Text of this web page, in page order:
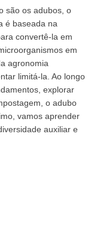
são os adubos, o
é baseada na
convertê-la em
em
agronomia
limitá-la. Ao longo
explorar
o adubo
vamos aprender
auxiliar e